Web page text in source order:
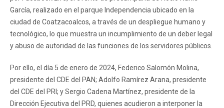
García, realizado en el parque Independencia ubicado en la
ciudad de Coatzacoalcos, a través de un despliegue humano y
tecnológico, lo que muestra un incumplimiento de un deber legal
y abuso de autoridad de las funciones de los servidores públicos.
Por ello, el día 5 de enero de 2024, Federico Salomón Molina,
presidente del CDE del PAN; Adolfo Ramírez Arana, presidente
del CDE del PRI; y Sergio Cadena Martínez, presidente de la
Dirección Ejecutiva del PRD, quienes acudieron a interponer la